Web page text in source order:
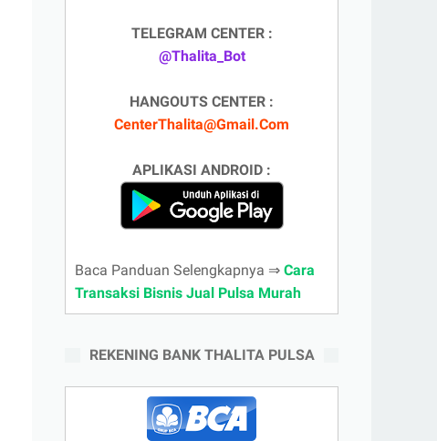
TELEGRAM CENTER :
@Thalita_Bot
HANGOUTS CENTER :
CenterThalita@Gmail.Com
APLIKASI ANDROID :
Baca Panduan Selengkapnya ⇒ Cara
Transaksi Bisnis Jual Pulsa Murah
REKENING BANK THALITA PULSA